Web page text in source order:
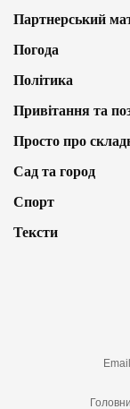
Партнерський
Погода
Політика
Привітання та
Просто про
Сад та город
Спорт
Тексти